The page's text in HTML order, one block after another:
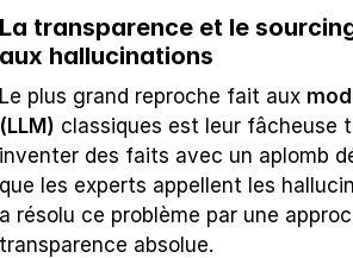
La transparence et le
aux hallucinations
Le plus grand reproche fait aux
(LLM) classiques est leur fâcheuse
inventer des faits avec un aplomb
que les experts appellent les
a résolu ce problème par une
transparence absolue.